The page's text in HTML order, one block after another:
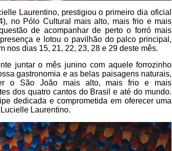
Laurentino, prestigiou o primeiro dia oficial
no Pólo Cultural mais alto, mais frio e mais
de acompanhar de perto o forró mais
e lotou o pavilhão do palco principal,
nos dias 15, 21, 22, 23, 28 e 29 deste mês.
juntar o mês junino com aquele forrozinho
gastronomia e as belas paisagens naturais,
o São João mais alto, mais frio e mais
dos quatro cantos do Brasil e até do mundo.
dedicada e comprometida em oferecer uma
Laurentino.